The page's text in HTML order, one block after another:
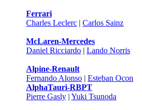
Ferrari
Charles Leclerc | Carlos Sainz
McLaren-Mercedes
Daniel Ricciardo | Lando Norris
Alpine-Renault
Fernando Alonso | Esteban Ocon
AlphaTauri-RBPT
Pierre Gasly | Yuki Tsunoda